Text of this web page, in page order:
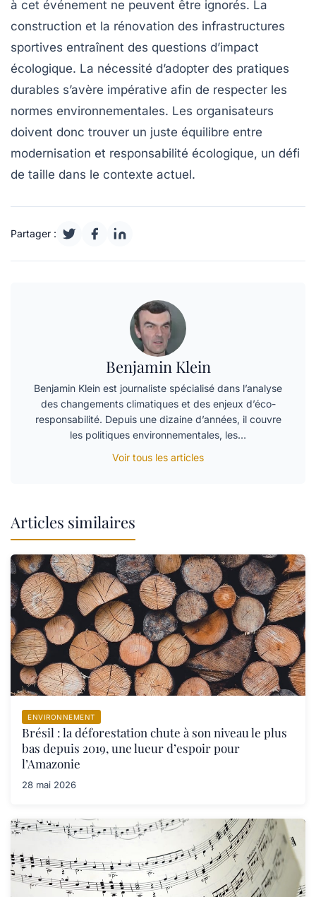
à cet événement ne peuvent être ignorés. La
construction et la rénovation des infrastructures
sportives entraînent des questions d’impact
écologique. La nécessité d’adopter des pratiques
durables s’avère impérative afin de respecter les
normes environnementales. Les organisateurs
doivent donc trouver un juste équilibre entre
modernisation et responsabilité écologique, un défi
de taille dans le contexte actuel.
Partager :
Benjamin Klein
Benjamin Klein est journaliste spécialisé dans l’analyse
des changements climatiques et des enjeux d’éco-
responsabilité. Depuis une dizaine d’années, il couvre
les politiques environnementales, les…
Voir tous les articles
Articles similaires
ENVIRONNEMENT
Brésil : la déforestation chute à son niveau le plus
bas depuis 2019, une lueur d’espoir pour
l’Amazonie
28 mai 2026